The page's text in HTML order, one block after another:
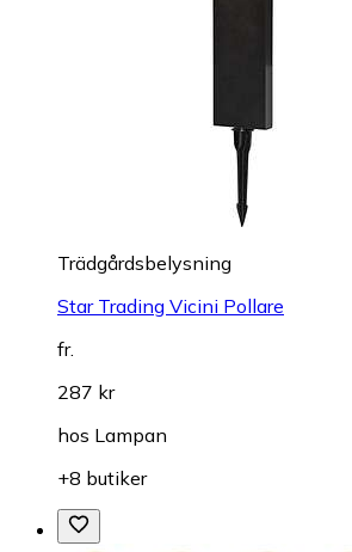
Trädgårdsbelysning
Star Trading Vicini Pollare
fr.
287 kr
hos Lampan
+8 butiker